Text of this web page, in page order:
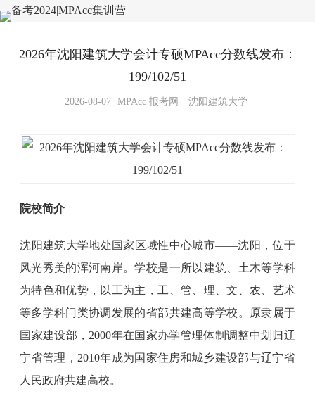
2026年沈阳建筑大学会计专硕MPAcc分数线发布：
199/102/51
2026-08-07 MPAcc 报考网 沈阳建筑大学
院校简介
沈阳建筑大学地处国家区域性中心城市——沈阳，位于
风光秀美的浑河南岸。学校是一所以建筑、土木等学科
为特色和优势，以工为主，工、管、理、文、农、艺术
等多学科门类协调发展的省部共建高等学校。原隶属于
国家建设部，2000年在国家办学管理体制调整中划归辽
宁省管理，2010年成为国家住房和城乡建设部与辽宁省
人民政府共建高校。